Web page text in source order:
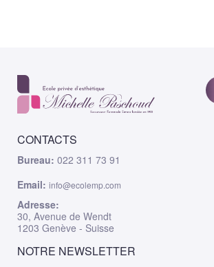
CONTACTS
Bureau: 022 311 73 91
Email: info@ecolemp.com
Adresse:
30, Avenue de Wendt
1203 Genève - Suisse
NOTRE NEWSLETTER